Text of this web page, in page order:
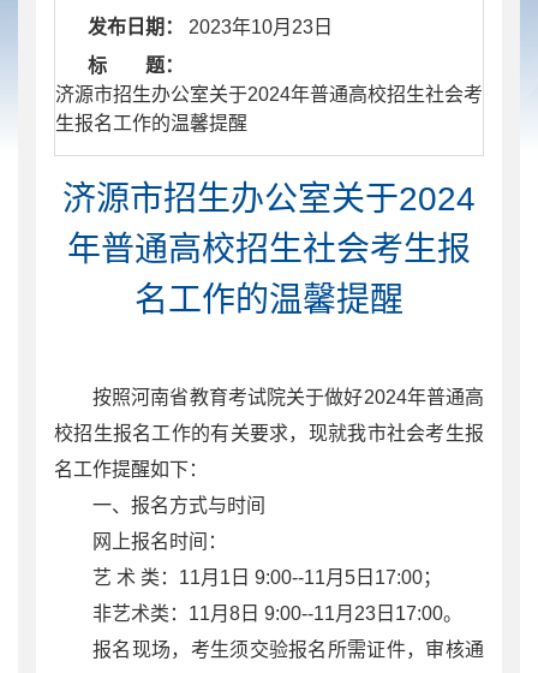
发布日期：
2023年10月23日
标 题：
​ 济源市招生办公室关于2024年普通高校招生社会考
生报名工作的温馨提醒
济源市招生办公室关于2024
年普通高校招生社会考生报
名工作的温馨提醒
按照河南省教育考试院关于做好2024年普通高
校招生报名工作的有关要求，现就我市社会考生报
名工作提醒如下：
一、报名方式与时间
网上报名时间：
艺 术 类：11月1日 9:00--11月5日17:00；
非艺术类：11月8日 9:00--11月23日17:00。
报名现场，考生须交验报名所需证件，审核通